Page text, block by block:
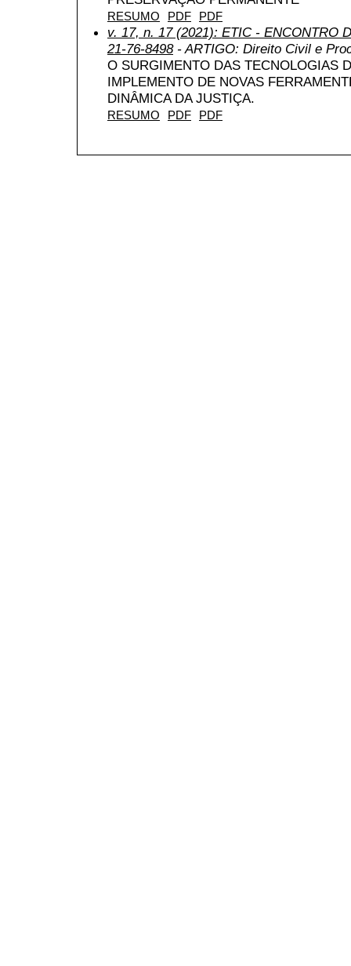
RESUMO PDF PDF
v. 17, n. 17 (2021): ETIC - ENCONTRO
21-76-8498- ARTIGO: Direito Civil e
O SURGIMENTO DAS TECNOLOGIAS
IMPLEMENTO DE NOVAS
DINÂMICA DA JUSTIÇA.
RESUMO PDF PDF